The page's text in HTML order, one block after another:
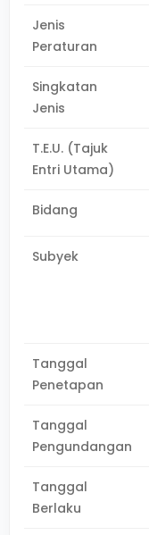
Jenis
Peraturan
Singkatan
Jenis
T.E.U. (Tajuk
Entri Utama)
Bidang
Subyek
Tanggal
Penetapan
Tanggal
Pengundangan
Tanggal
Berlaku